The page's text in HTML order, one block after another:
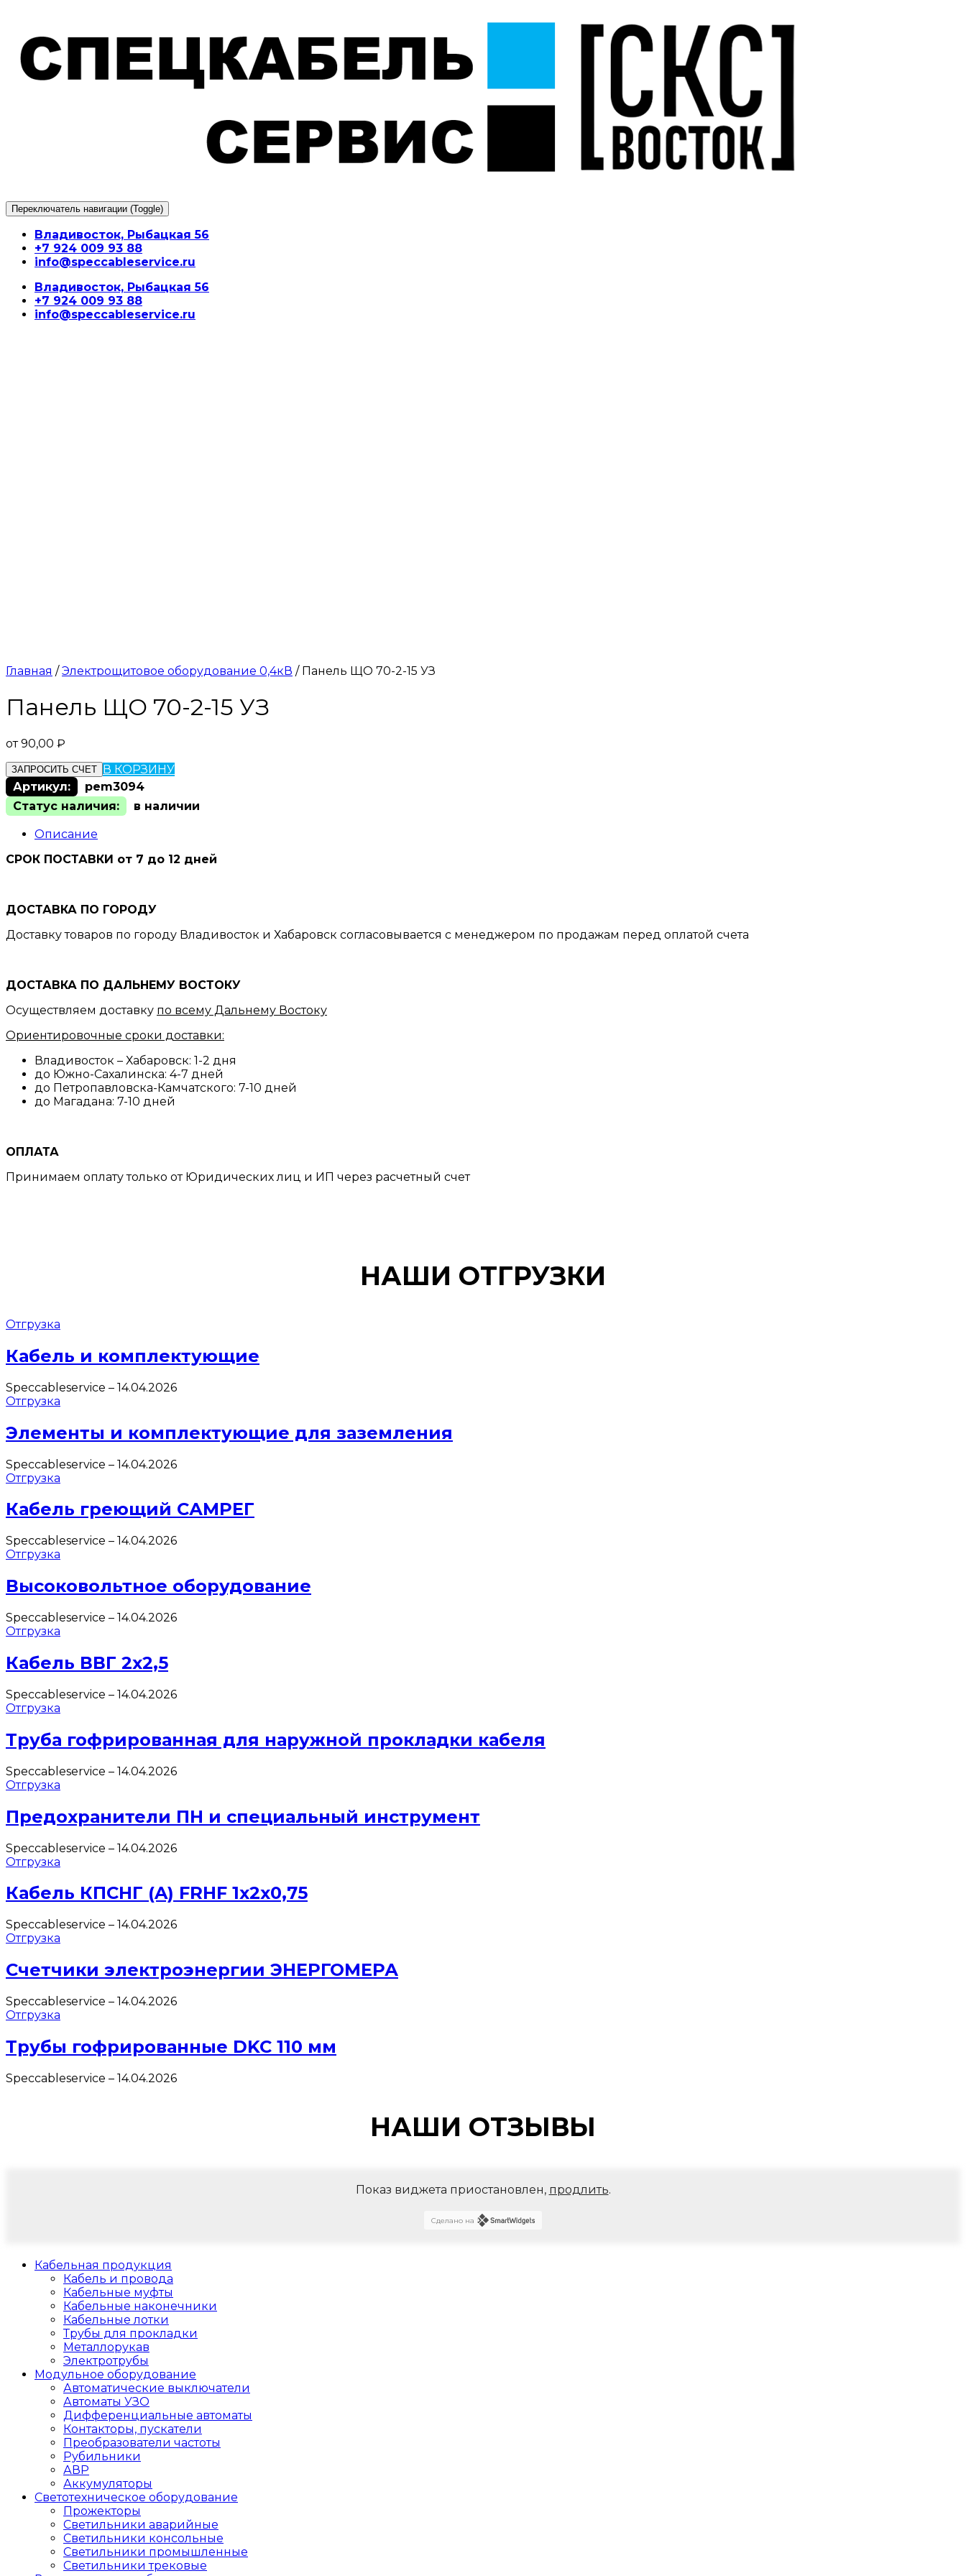
содержимому
Переключатель навигации (Toggle)
Владивосток, Рыбацкая 56
+7 924 009 93 88
info@speccableservice.ru
Владивосток, Рыбацкая 56
+7 924 009 93 88
info@speccableservice.ru
Главная /Электрощитовое оборудование 0,4кВ / Панель ЩО 70-2-15 УЗ
Панель ЩО 70-2-15 УЗ
от90,00 ₽
ЗАПРОСИТЬ СЧЕТ В КОРЗИНУ
Артикул:
pem3094
Статус наличия:
в наличии
Описание
СРОК ПОСТАВКИ от 7 до 12 дней
ДОСТАВКА ПО ГОРОДУ
Доставку товаров по городу Владивосток и Хабаровск согласовывается с менеджером по продажам перед оплатой счета
ДОСТАВКА ПО ДАЛЬНЕМУ ВОСТОКУ
Осуществляем доставку по всему Дальнему Востоку
Ориентировочные сроки доставки:
Владивосток – Хабаровск: 1-2 дня
до Южно-Сахалинска: 4-7 дней
до Петропавловска-Камчатского: 7-10 дней
до Магадана: 7-10 дней
ОПЛАТА
Принимаем оплату только от Юридических лиц и ИП через расчетный счет
НАШИ ОТГРУЗКИ
Отгрузка
Кабель и комплектующие
Speccableservice – 14.04.2026
Отгрузка
Элементы и комплектующие для заземления
Speccableservice – 14.04.2026
Отгрузка
Кабель греющий САМРЕГ
Speccableservice – 14.04.2026
Отгрузка
Высоковольтное оборудование
Speccableservice – 14.04.2026
Отгрузка
Кабель ВВГ 2х2,5
Speccableservice – 14.04.2026
Отгрузка
Труба гофрированная для наружной прокладки кабеля
Speccableservice – 14.04.2026
Отгрузка
Предохранители ПН и специальный инструмент
Speccableservice – 14.04.2026
Отгрузка
Кабель КПСНГ (A) FRHF 1х2х0,75
Speccableservice – 14.04.2026
Отгрузка
Счетчики электроэнергии ЭНЕРГОМЕРА
Speccableservice – 14.04.2026
Отгрузка
Трубы гофрированные DKC 110 мм
Speccableservice – 14.04.2026
НАШИ ОТЗЫВЫ
Показ виджета приостановлен, продлить.
Сделано на
Кабельная продукция
Кабель и провода
Кабельные муфты
Кабельные наконечники
Кабельные лотки
Трубы для прокладки
Металлорукав
Электротрубы
Модульное оборудование
Автоматические выключатели
Автоматы УЗО
Дифференциальные автоматы
Контакторы, пускатели
Преобразователи частоты
Рубильники
АВР
Аккумуляторы
Светотехническое оборудование
Прожекторы
Светильники аварийные
Светильники консольные
Светильники промышленные
Светильники трековые